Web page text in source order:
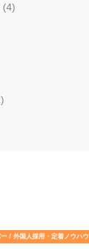
(4)
ー / 外国人採用・定着ノウハウ